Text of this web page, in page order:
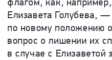
Елизавета Голубева,
по новому положению
вопрос о лишении их
в случае с Елизаветой